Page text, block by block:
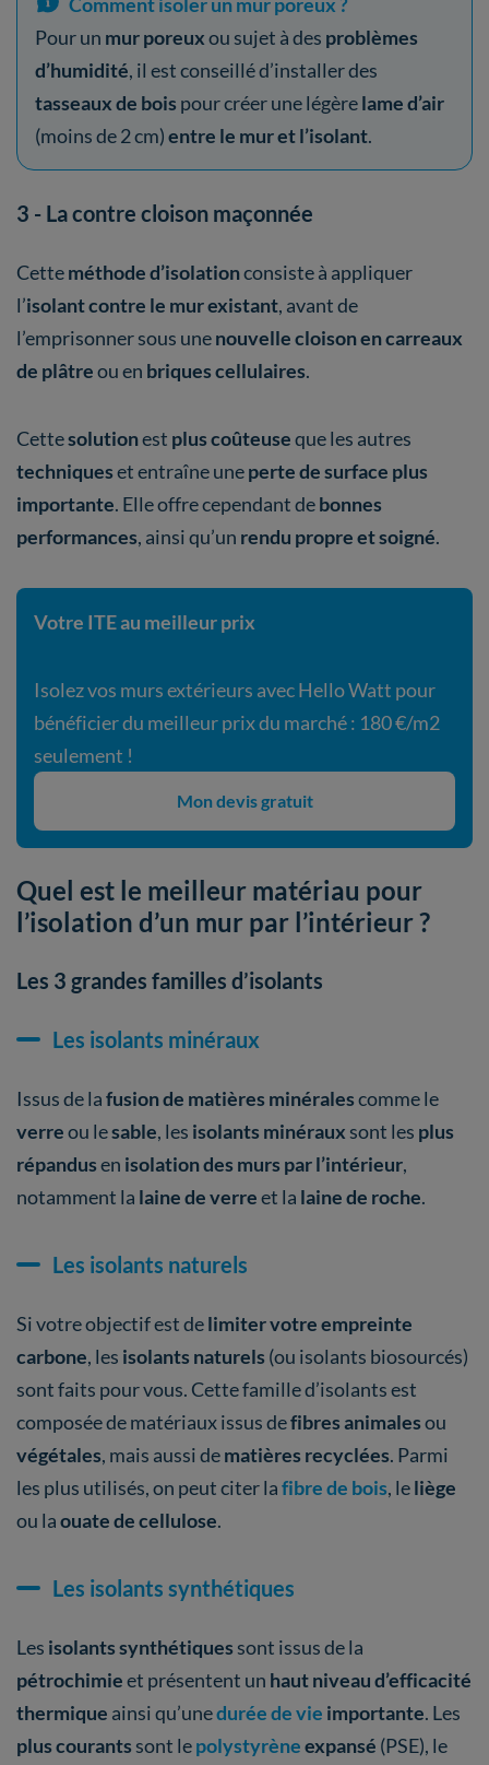
Comment isoler un mur poreux ?
Pour un mur poreuxou sujet à des problèmes
d’humidité, il est conseillé d’installer des
tasseaux de bois pour créer une légèrelame d’air
(moins de 2 cm)entre le mur et l’isolant.
3 - La contre cloison maçonnée
Cetteméthode d’isolationconsiste à appliquer
l’isolant contre le mur existant, avant de
l’emprisonner sous unenouvelle cloison en carreaux
de plâtreou en briques cellulaires.
Cettesolutionest plus coûteuseque les autres
techniqueset entraîne uneperte de surface plus
importante. Elle offre cependant debonnes
performances, ainsi qu’un rendu propre et soigné.
Votre ITE au meilleur prix
Isolez vos murs extérieurs avec Hello Watt pour
bénéficier du meilleur prix du marché : 180 €/m2
seulement !
Mon devis gratuit
Quel est le meilleur matériau pour
l’isolation d’un mur par l’intérieur ?
Les 3 grandes familles d’isolants
Les isolants minéraux
Issus de lafusion de matières minéralescomme le
verreou lesable, les isolants minéraux sont les plus
répandusen isolation des murs par l’intérieur,
notamment la laine de verreet la laine de roche.
Les isolants naturels
Si votre objectif est delimiter votre empreinte
carbone, les isolants naturels (ou isolants biosourcés)
sont faits pour vous. Cette famille d’isolants est
composée de matériaux issus defibres animalesou
végétales, mais aussi dematières recyclées. Parmi
les plus utilisés, on peut citer lafibre de bois, leliège
ou laouate de cellulose.
Les isolants synthétiques
Les isolants synthétiques sont issus de la
pétrochimieet présentent un haut niveau d’efficacité
thermique ainsi qu’unedurée de vie importante. Les
plus courants sont lepolystyrèneexpansé (PSE), le